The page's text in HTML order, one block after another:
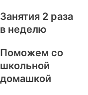
Занятия 2 раза
в неделю
Поможем со
школьной
домашкой